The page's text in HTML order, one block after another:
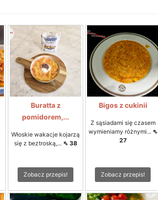
Buratta z
pomidorem,...
Włoskie wakacje kojarzą
się z beztroską,... ⇖ 38
Zobacz przepis!
Bigos z cukinii
Z sąsiadami się czasem
wymieniamy różnymi... ⇖
27
Zobacz przepis!